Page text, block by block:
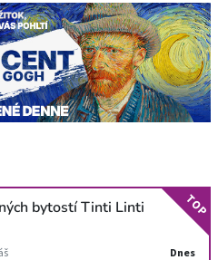
bytostí Tinti Linti
Dnes
TOP